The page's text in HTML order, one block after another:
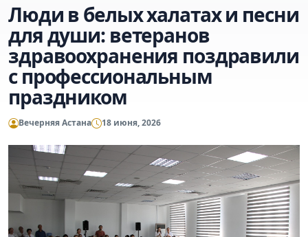
Люди в белых халатах и песни
для души: ветеранов
здравоохранения поздравили
с профессиональным
праздником
Вечерняя Астана 18 июня, 2026